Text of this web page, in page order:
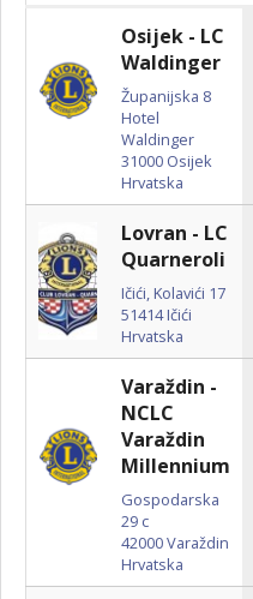
Osijek - LC
Waldinger
Županijska 8
Hotel
Waldinger
31000 Osijek
Hrvatska
Lovran - LC
Quarneroli
Ičići, Kolavići 17
51414 Ičići
Hrvatska
Varaždin -
NCLC
Varaždin
Millennium
Gospodarska
29 c
42000Varaždin
Hrvatska